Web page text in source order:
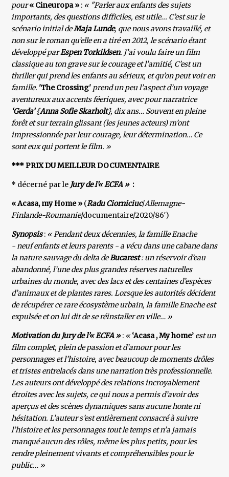
pour« Cineuropa » : « "Parler aux enfants des sujets
importants, des questions difficiles, est utile... C’est sur le
scénario initial deMaja Lunde, que nous avons travaillé, et
non sur le roman qu’elle en a tiré en 2012, le scénario étant
développé parEspen Torkildsen. J’ai voulu faire un film
classique au ton grave sur le courage et l’amitié, C’est un
thriller qui prend les enfants au sérieux, et qu’on peut voir en
famille. 'The Crossing' prend un peu l’aspect d’un voyage
aventureux aux accents féeriques, avec pour narratrice
‘Gerda’{Anna Sofie Skarholt}, dix ans… Souvent en pleine
forêt et sur terrain glissant (les jeunes acteurs) m’ont
impressionnée par leur courage, leur détermination… Ce
sont eux qui portent le film. »
*** PRIX DU MEILLEUR DOCUMENTAIRE
* décerné par le Jury de l’« ECFA » :
« Acasa, my Home » (Radu Ciorniciuc/Allemagne-
Finlande-Roumanie/documentaire/2020/86′)
Synopsis: « Pendant deux décennies, la famille Enache
- neuf enfants et leurs parents - a vécu dans une cabane dans
la nature sauvage du delta deBucarest: un réservoir d’eau
abandonné, l’une des plus grandes réserves naturelles
urbaines du monde, avec des lacs et des centaines d’espèces
d’animaux et de plantes rares. Lorsque les autorités décident
de récupérer ce rare écosystème urbain, la famille Enache est
expulsée et on lui dit de se réinstaller en ville… »
Motivation du Jury de l’« ECFA »: «‘Acasa , My home’ est un
film complet, plein de passion et d’amour pour les
personnages et l’histoire, avec beaucoup de moments drôles
et tristes entrelacés dans une narration très professionnelle.
Les auteurs ont développé des relations incroyablement
étroites avec les sujets, ce qui nous a permis d’avoir des
aperçus et des scènes dynamiques sans aucune honte ni
hésitation. L’auteur s’est entièrement consacré à suivre
l’histoire et les personnages tout le temps et n’a jamais
manqué aucun des rôles, même les plus petits, pour les
rendre pleinement vivants et compréhensibles pour le
public… »